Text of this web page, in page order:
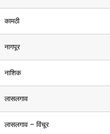
कामठी
नागपूर
नाशिक
लासलगाव
लासलगाव – विंचूर